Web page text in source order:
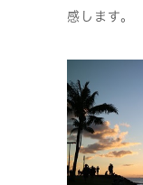
感します。